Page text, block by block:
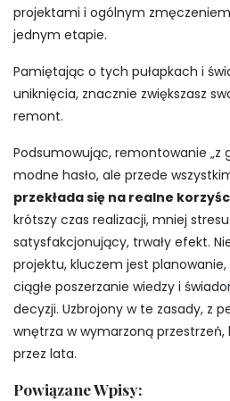
projektami i ogólnym
jednym etapie.
Pamiętając o tych pułapkach i
uniknięcia, znacznie zwiększasz
remont.
Podsumowując, remontowanie „z
modne hasło, ale przede
przekłada się na realne
krótszy czas realizacji, mniej
satysfakcjonujący, trwały efekt.
projektu, kluczem jest planowanie,
ciągłe poszerzanie wiedzy i
decyzji. Uzbrojony w te zasady, z
wnętrza w wymarzoną przestrzeń,
przez lata.
Powiązane Wpisy: